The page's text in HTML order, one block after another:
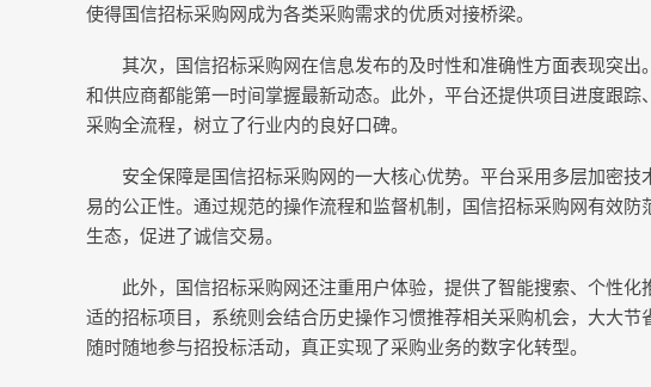
使得国信招标采购网成为各类采购需求的优质对接桥梁。
其次，国信招标采购网在信息发布的及时性和准确性方面表现突
和供应商都能第一时间掌握最新动态。此外，平台还提供项目进度跟
采购全流程，树立了行业内的良好口碑。
安全保障是国信招标采购网的一大核心优势。平台采用多层加密
易的公正性。通过规范的操作流程和监督机制，国信招标采购网有效
生态，促进了诚信交易。
此外，国信招标采购网还注重用户体验，提供了智能搜索、个性
适的招标项目，系统则会结合历史操作习惯推荐相关采购机会，大大
随时随地参与招投标活动，真正实现了采购业务的数字化转型。